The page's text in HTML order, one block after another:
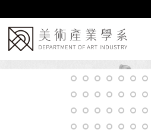
到
主
要
內
容